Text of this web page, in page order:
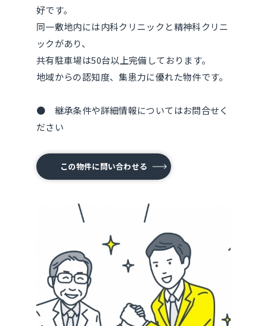
好です。
同一敷地内には内科クリニックと精神科クリニ
ックがあり、
共有駐車場は50台以上完備しております。
地域からの認知度、集患力に優れた物件です。
● 継承条件や詳細情報についてはお問合せく
ださい
この物件に問い合わせる